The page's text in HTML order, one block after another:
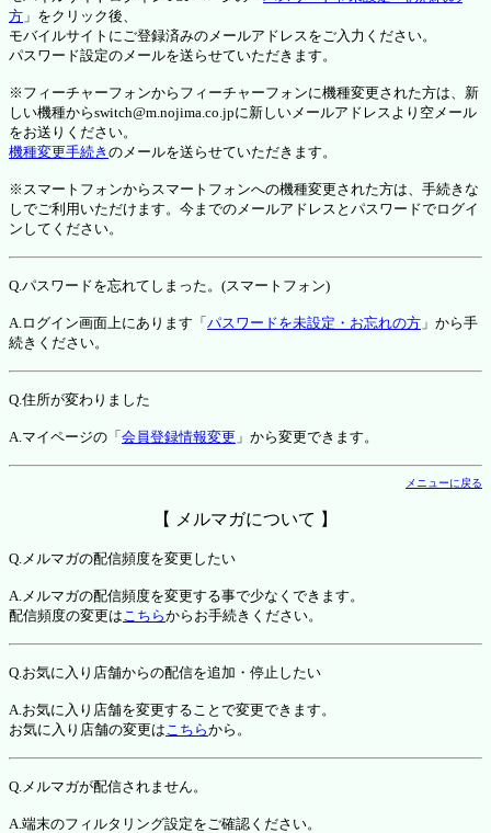
方 」をクリック後、
モバイルサイトにご登録済みのメールアドレスをご入力ください。
パスワード設定のメールを送らせていただきます。
※フィーチャーフォンからフィーチャーフォンに機種変更された方は、新
しい機種からswitch@m.nojima.co.jpに新しいメールアドレスより空メール
をお送りください。
機種変更手続き のメールを送らせていただきます。
※スマートフォンからスマートフォンへの機種変更された方は、手続きな
しでご利用いただけます。今までのメールアドレスとパスワードでログイ
ンしてください。
Q.パスワードを忘れてしまった。(スマートフォン)
A.ログイン画面上にあります「 パスワードを未設定・お忘れの方 」から手
続きください。
Q.住所が変わりました
A.マイページの「 会員登録情報変更 」から変更できます。
メニューに戻る
【 メルマガについて 】
Q.メルマガの配信頻度を変更したい
A.メルマガの配信頻度を変更する事で少なくできます。
配信頻度の変更はこちらからお手続きください。
Q.お気に入り店舗からの配信を追加・停止したい
A.お気に入り店舗を変更することで変更できます。
お気に入り店舗の変更はこちらから。
Q.メルマガが配信されません。
A.端末のフィルタリング設定をご確認ください。